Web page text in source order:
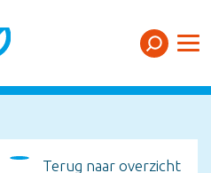
Terug naar overzicht